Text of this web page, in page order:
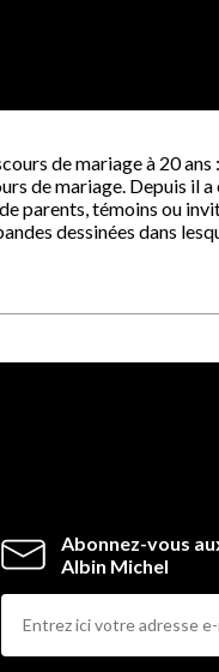
de mariage à 20
de mariage. Depuis il
parents, témoins ou
dessinées dans
Abonnez-vous
Albin Michel